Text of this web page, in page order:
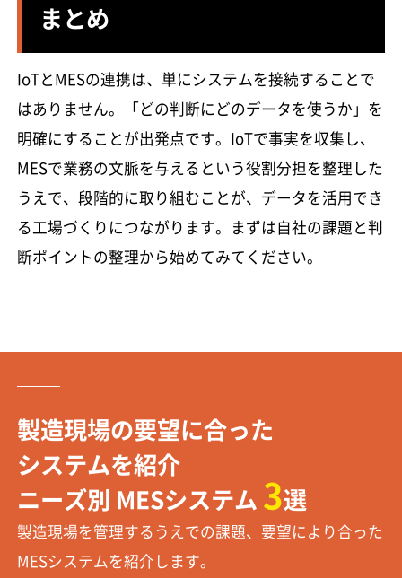
まとめ
IoTとMESの連携は、単にシステムを接続することで
はありません。「どの判断にどのデータを使うか」を
明確にすることが出発点です。IoTで事実を収集し、
MESで業務の文脈を与えるという役割分担を整理した
うえで、段階的に取り組むことが、データを活用でき
る工場づくりにつながります。まずは自社の課題と判
断ポイントの整理から始めてみてください。
製造現場の要望に合った
システムを紹介
ニーズ別 MESシステム 3選
製造現場を管理するうえでの課題、要望により合った
MESシステムを紹介します。